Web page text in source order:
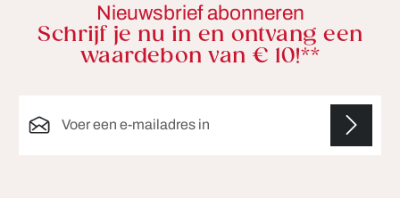
Nieuwsbrief abonneren
Schrijf je nu in en ontvang een
waardebon van € 10!**